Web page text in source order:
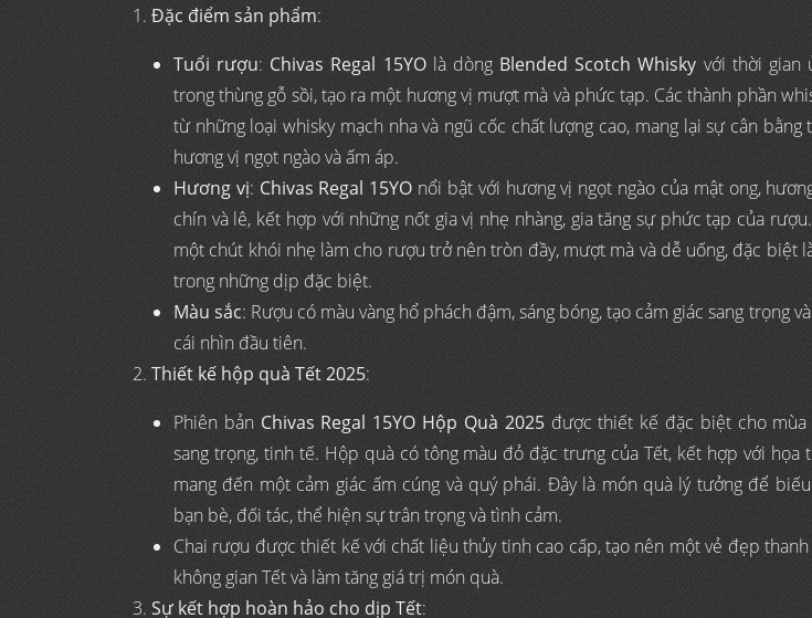
Đặc điểm sản phẩm:
Tuổi rượu: Chivas Regal 15YOlà dòng Blended Scotch Whisky với thời gian
trong thùng gỗ sồi, tạo ra một hương vị mượt mà và phức tạp. Các thành phần
từ những loại whisky mạch nha và ngũ cốc chất lượng cao, mang lại sự cân bằng
hương vị ngọt ngào và ấm áp.
Hương vị: Chivas Regal 15YO nổi bật với hương vị ngọt ngào của mật ong,
chín và lê, kết hợp với những nốt gia vị nhẹ nhàng, gia tăng sự phức tạp của
một chút khói nhẹ làm cho rượu trở nên tròn đầy, mượt mà và dễ uống, đặc biệt
trong những dịp đặc biệt.
Màu sắc: Rượu có màu vàng hổ phách đậm, sáng bóng, tạo cảm giác sang trọng
cái nhìn đầu tiên.
Thiết kế hộp quà Tết 2025:
Phiên bản Chivas Regal 15YO Hộp Quà 2025được thiết kế đặc biệt cho mùa
sang trọng, tinh tế. Hộp quà có tông màu đỏ đặc trưng của Tết, kết hợp với họa
mang đến một cảm giác ấm cúng và quý phái. Đây là món quà lý tưởng để
bạn bè, đối tác, thể hiện sự trân trọng và tình cảm.
Chai rượu được thiết kế với chất liệu thủy tinh cao cấp, tạo nên một vẻ đẹp
không gian Tết và làm tăng giá trị món quà.
Sự kết hợp hoàn hảo cho dịp Tết: